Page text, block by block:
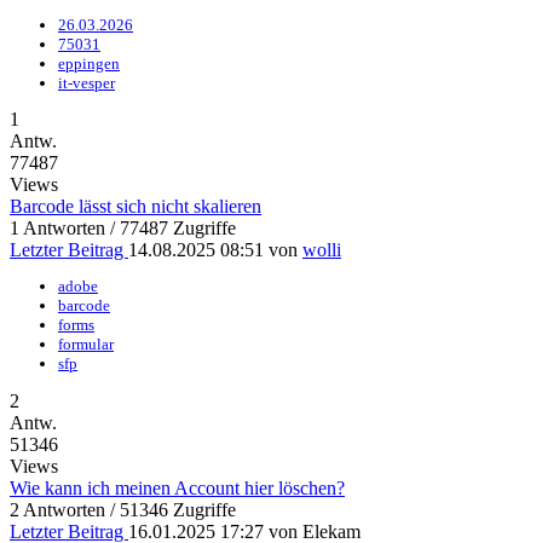
26.03.2026
75031
eppingen
it-vesper
1
Antw.
77487
Views
Barcode lässt sich nicht skalieren
1 Antworten / 77487 Zugriffe
Letzter Beitrag 14.08.2025 08:51 von wolli
adobe
barcode
forms
formular
sfp
2
Antw.
51346
Views
Wie kann ich meinen Account hier löschen?
2 Antworten / 51346 Zugriffe
Letzter Beitrag 16.01.2025 17:27 von Elekam